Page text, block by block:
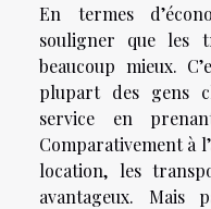
En termes
souligner que les
beaucoup mieux.
plupart des gens
service en
Comparativement à
location, les
avantageux. Mais